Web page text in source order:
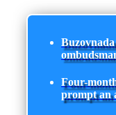
Four-
prompt an